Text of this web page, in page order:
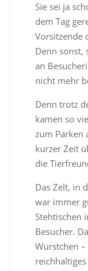
Sie sei ja
dem Tag
Vorsitzende
Denn sonst,
an
nicht mehr
Denn trotz
kamen so
zum Parken
kurzer Zeit
die
Das Zelt, in
war immer
Stehtischen
Besucher.
Würstchen